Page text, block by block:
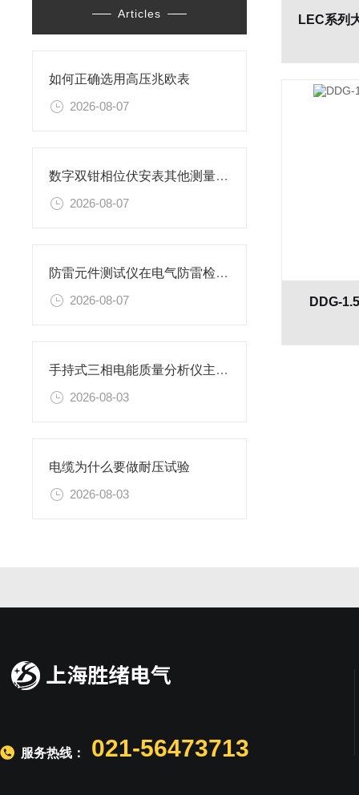
Articles
如何正确选用高压兆欧表
2026-08-07
数字双钳相位伏安表其他测量功能
2026-08-07
防雷元件测试仪在电气防雷检测工作中的应用与实操要点
2026-08-07
手持式三相电能质量分析仪主要特性
2026-08-03
电缆为什么要做耐压试验
2026-08-03
DDG-
服务热线： 021-56473713